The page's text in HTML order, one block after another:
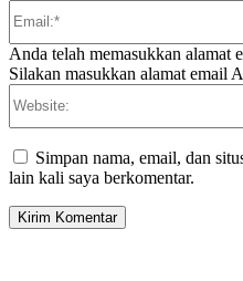
Anda telah memasukkan alamat
Silakan masukkan alamat email
Simpan nama, email, dan
lain kali saya berkomentar.